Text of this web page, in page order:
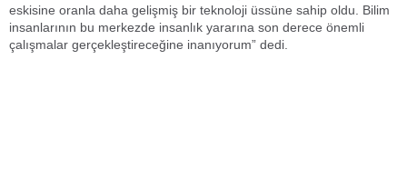
eskisine oranla daha gelişmiş bir teknoloji üssüne sahip oldu. Bilim
insanlarının bu merkezde insanlık yararına son derece önemli
çalışmalar gerçekleştireceğine inanıyorum” dedi.